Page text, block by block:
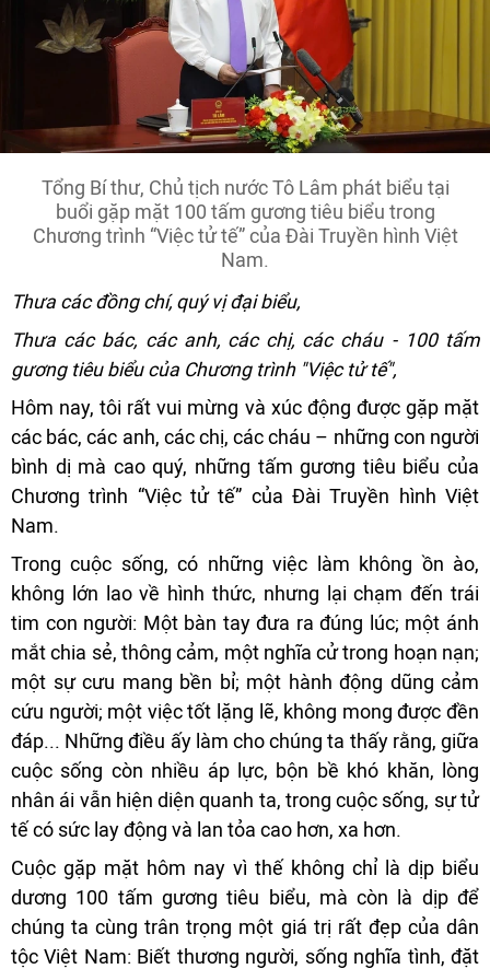
Tổng Bí thư, Chủ tịch nước Tô Lâm phát biểu tại
buổi gặp mặt 100 tấm gương tiêu biểu trong
Chương trình “Việc tử tế” của Đài Truyền hình Việt
Nam.
Thưa các đồng chí, quý vị đại biểu,
Thưa các bác, các anh, các chị, các cháu - 100 tấm
gương tiêu biểu của Chương trình "Việc tử tế",
Hôm nay, tôi rất vui mừng và xúc động được gặp mặt
các bác, các anh, các chị, các cháu – những con người
bình dị mà cao quý, những tấm gương tiêu biểu của
Chương trình “Việc tử tế” của Đài Truyền hình Việt
Nam.
Trong cuộc sống, có những việc làm không ồn ào,
không lớn lao về hình thức, nhưng lại chạm đến trái
tim con người: Một bàn tay đưa ra đúng lúc; một ánh
mắt chia sẻ, thông cảm, một nghĩa cử trong hoạn nạn;
một sự cưu mang bền bỉ; một hành động dũng cảm
cứu người; một việc tốt lặng lẽ, không mong được đền
đáp... Những điều ấy làm cho chúng ta thấy rằng, giữa
cuộc sống còn nhiều áp lực, bộn bề khó khăn, lòng
nhân ái vẫn hiện diện quanh ta, trong cuộc sống, sự tử
tế có sức lay động và lan tỏa cao hơn, xa hơn.
Cuộc gặp mặt hôm nay vì thế không chỉ là dịp biểu
dương 100 tấm gương tiêu biểu, mà còn là dịp để
chúng ta cùng trân trọng một giá trị rất đẹp của dân
tộc Việt Nam: Biết thương người, sống nghĩa tình, đặt